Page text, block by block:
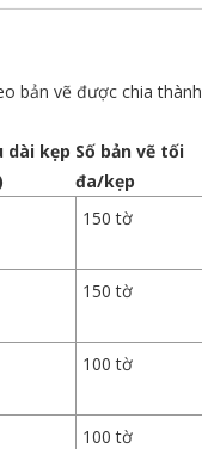
bản vẽ được chia thành
dài kẹp Số bản vẽ tối
đa/kẹp
150 tờ
150 tờ
100 tờ
100 tờ